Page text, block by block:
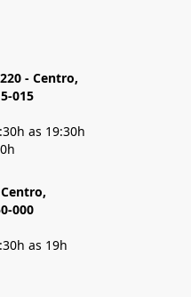
- Centro,
015
as 19:30h
000
as 19h